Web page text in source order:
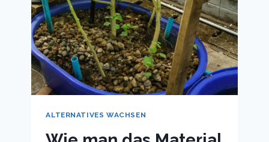
ALTERNATIVES WACHSEN